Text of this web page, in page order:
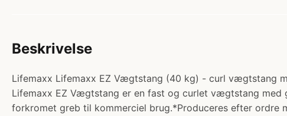
Beskrivelse
Lifemaxx Lifemaxx EZ Vægtstang (40 kg) - curl vægtstang
Lifemaxx EZ Vægtstang er en fast og curlet vægtstang
forkromet greb til kommerciel brug.*Produceres efter ordre